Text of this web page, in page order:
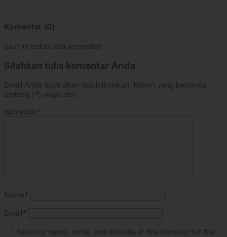
Komentar (0)
Saat ini belum ada komentar
Silahkan tulis komentar Anda
Email Anda tidak akan dipublikasikan. Kolom yang bertanda
bintang (*) wajib diisi
Komentar*
Nama*
Email*
Save my name, email, and website in this browser for the